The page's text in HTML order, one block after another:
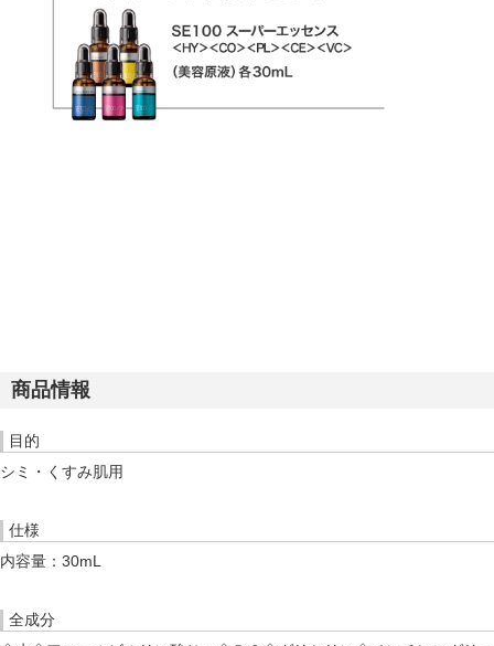
商品情報
目的
シミ・くすみ肌用
仕様
内容量：30mL
全成分